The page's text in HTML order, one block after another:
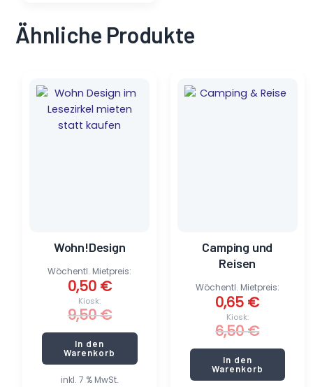
Ähnliche Produkte
inkl. 7 % MwSt.
Wohn!Design
Kiosk:
9,50€
Preis
war:
9,50 €
Wöchentl. Mietpreis:
0,50 €
Preis
ist:
0,50 €.
In den
Warenkorb
Camping und
Reisen
Kiosk:
6,50€
Preis
war:
Wöchentl. Mietpreis:
0,65 €
Preis
ist:
In den
Warenkorb